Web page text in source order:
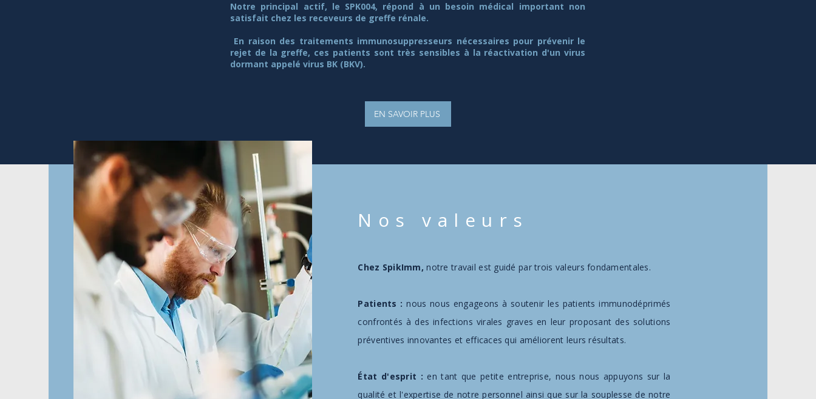
Notre principal actif, le SPK004, répond à un besoin médical important non
satisfait chez les receveurs de greffe rénale.
En raison des traitements immunosuppresseurs nécessaires pour prévenir le
rejet de la greffe, ces patients sont très sensibles à la réactivation d'un virus
dormant appelé virus BK (BKV).
EN SAVOIR PLUS
Nos valeurs
Chez SpikImm,notre travail est guidé par trois valeurs fondamentales.
Patients :nous nous engageons à soutenir les patients immunodéprimés
confrontés à des infections virales graves en leur proposant des solutions
préventives innovantes et efficaces qui améliorent leurs résultats.
État d'esprit : en tant que petite entreprise, nous nous appuyons sur la
qualité et l'expertise de notre personnel ainsi que sur la souplesse de notre